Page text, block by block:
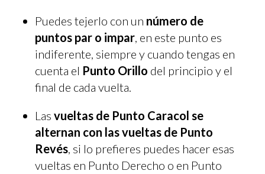
Puedes tejerlo con un número de
puntos par o impar, en este punto es
indiferente, siempre y cuando tengas en
cuenta el Punto Orillo del principio y el
final de cada vuelta.
Las vueltas de Punto Caracol se
alternan con las vueltas de Punto
Revés, si lo prefieres puedes hacer esas
vueltas en Punto Derecho o en Punto